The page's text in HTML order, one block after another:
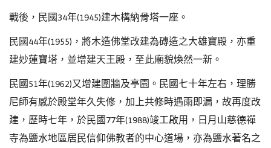
戰後，民國34年(1945)建木構納骨塔一座。
民國44年(1955)，將木造佛堂改建為磚造之大雄寶殿，亦重
建妙蓮寶塔，並增建天王殿，至此廟貌煥然一新。
民國51年(1962)又增建圍牆及亭園。 民國七十年左右，理勝
尼師有感於殿堂年久失修，加上共修時遇雨即漏，故再度改
建，歷時七年，於民國77年(1988)竣工啟用，日月山慈德禪
寺為鹽水地區居民信仰佛教者的中心道場，亦為鹽水著名之